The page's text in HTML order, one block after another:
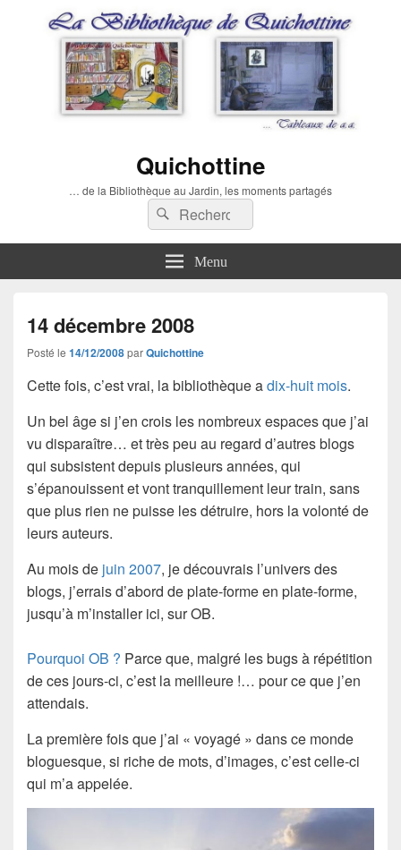
Quichottine
… de la Bibliothèque au Jardin, les moments partagés
Recherche :
Rechercher
Menu
14 décembre 2008
Posté le 14/12/2008parQuichottine
Cette fois, c’est vrai, la bibliothèque adix-huit mois.
Un bel âge si j’en crois les nombreux espaces que j’ai
vu disparaître… et très peu au regard d’autres blogs
qui subsistent depuis plusieurs années, qui
s’épanouissent et vont tranquillement leur train, sans
que plus rien ne puisse les détruire, hors la volonté de
leurs auteurs.
Au mois de juin 2007, je découvrais l’univers des
blogs, j’errais d’abord de plate-forme en plate-forme,
jusqu’à m’installer ici, sur OB.
Pourquoi OB ? Parce que, malgré les bugs à répétition
de ces jours-ci, c’est la meilleure !… pour ce que j’en
attendais.
La première fois que j’ai « voyagé » dans ce monde
bloguesque, si riche de mots, d’images, c’est celle-ci
qui m’a appelée.